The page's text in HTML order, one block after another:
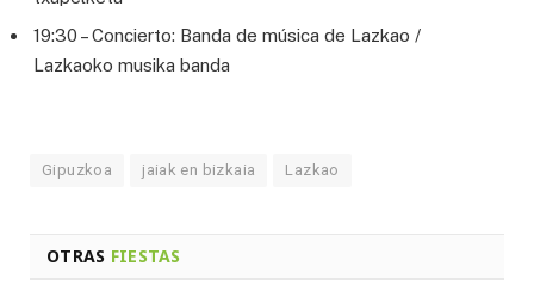
19:30 – Concierto: Banda de música de Lazkao /
Lazkaoko musika banda
Gipuzkoa jaiak en bizkaia Lazkao
OTRAS FIESTAS